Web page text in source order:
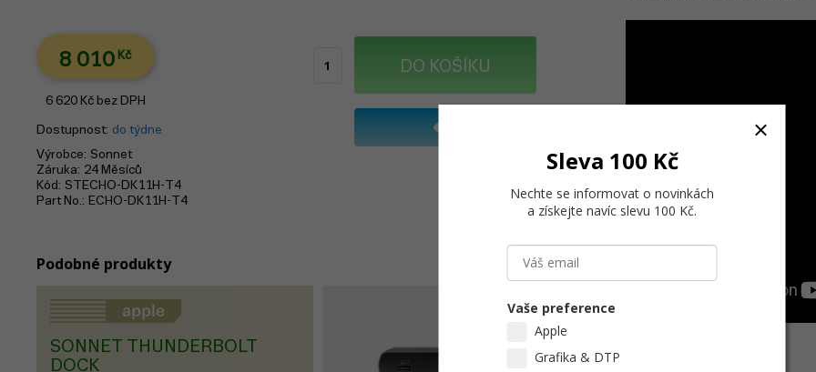
8 010 Kč
6 620 Kč bez DPH
Dostupnost do týdne
Výrobce Sonnet
Záruka 24 Měsíců
Kód
STECHO-DK11H-T4
Part No.
ECHO-DK11H-T4
DO KOŠÍKU
Podobné produkty
SONNET THUNDERBOLT
DOCK
Sleva 100 Kč
Nechte se informovat o novinkách
a získejte navíc slevu 100 Kč.
Vaše preference
Apple
Grafika & DTP